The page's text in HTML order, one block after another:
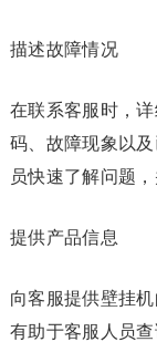
描述故障情况
在联系客服时，
码、故障现象以
员快速了解问题
提供产品信息
向客服提供壁挂
有助于客服人员